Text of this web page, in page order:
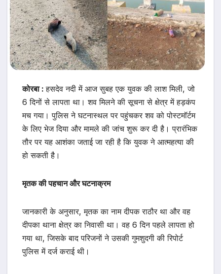
कोरबा :हसदेव नदी में आज सुबह एक युवक की लाश मिली, जो
6 दिनों से लापता था। शव मिलने की सूचना से क्षेत्र में हड़कंप
मच गया। पुलिस ने घटनास्थल पर पहुंचकर शव को पोस्टमॉर्टम
के लिए भेज दिया और मामले की जांच शुरू कर दी है। प्रारंभिक
तौर पर यह आशंका जताई जा रही है कि युवक ने आत्महत्या की
हो सकती है।
मृतक की पहचान और घटनाक्रम
जानकारी के अनुसार, मृतक का नाम दीपक राठौर था और वह
दीपका थाना क्षेत्र का निवासी था। वह 6 दिन पहले लापता हो
गया था, जिसके बाद परिजनों ने उसकी गुमशुदगी की रिपोर्ट
पुलिस में दर्ज कराई थी।